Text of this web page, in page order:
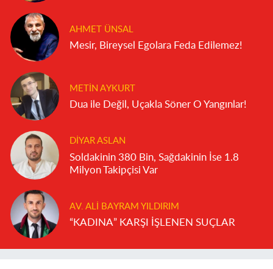
AHMET ÜNSAL
Mesir, Bireysel Egolara Feda Edilemez!
METIN AYKURT
Dua ile Değil, Uçakla Söner O Yangınlar!
DIYAR ASLAN
Soldakinin 380 Bin, Sağdakinin İse 1.8
Milyon Takipçisi Var
AV. ALI BAYRAM YILDIRIM
“KADINA” KARŞI İŞLENEN SUÇLAR